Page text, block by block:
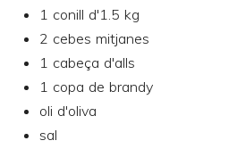
1 conill d'1.5 kg
2 cebes mitjanes
1 cabeça d'alls
1 copa de brandy
oli d'oliva
sal